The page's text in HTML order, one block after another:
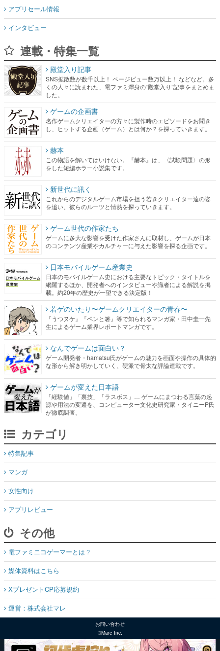
アプリセール情報
インタビュー
連載・特集一覧
殿堂入り記事
SNS拡散数が数千以上！ ページビュー数万以上！ などなど。多
くの人々に読まれた、電ファミ渾身の“殿堂入り”記事をまとめま
した。
ゲームの企画書
名作ゲームクリエイターの方々に製作時のエピソードをお聞き
し、ヒットする企画（ゲーム）とは何か？を探っていきます。
赫本
この物語を解いてはいけない。『赫本』は、〈試験問題〉の形
をした短編ホラー小説集です。
新世代に訊く
これからのデジタルゲーム市場を担う若きクリエイター達の姿
を追い、彼らのルーツと情熱を探っていきます。
ゲーム世代の作家たち
ゲームに多大な影響を受けた作家さんに取材し、ゲームが日本
のコンテンツ産業やカルチャーに与えた影響を探る企画です。
日本モバイルゲーム産業史
日本のモバイルゲーム史における主要なトピック・タイトルを
網羅するほか、開発者へのインタビューや識者による解説を掲
載。約20年の歴史が一望できる決定版！
若ゲのいたり〜ゲームクリエイターの青春〜
『うつヌケ』『ペンと箸』等で知られるマンガ家・田中圭一先
生によるゲーム業界レポートマンガです。
なんでゲームは面白い？
ゲーム開発者・hamatsu氏がゲームの魅力を画面や操作の具体的
な形から解き明かしていく、硬派で骨太な評論連載です。
ゲームが変えた日本語
「経験値」「裏技」「ラスボス」… ゲームにまつわる言葉の起
源や用法の変遷を、コンピューター文化史研究家・タイニーP氏
が徹底調査。
カテゴリ
特集記事
マンガ
女性向け
アプリレビュー
その他
電ファミニコゲーマーとは？
媒体資料はこちら
XプレゼントCP応募規約
運営：株式会社マレ
お問い合わせ
©Mare Inc.